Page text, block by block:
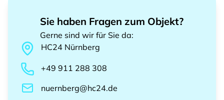
Sie haben Fragen zum Objekt?
Gerne sind wir für Sie da:
HC24 Nürnberg
+49 911 288 308
nuernberg@hc24.de